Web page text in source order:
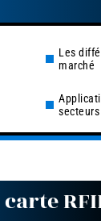
Les
marché